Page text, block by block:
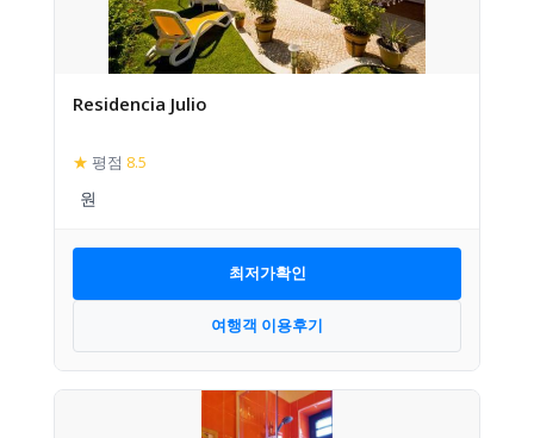
Residencia Julio
★ 평점 8.5
최저가확인
여행객 이용후기